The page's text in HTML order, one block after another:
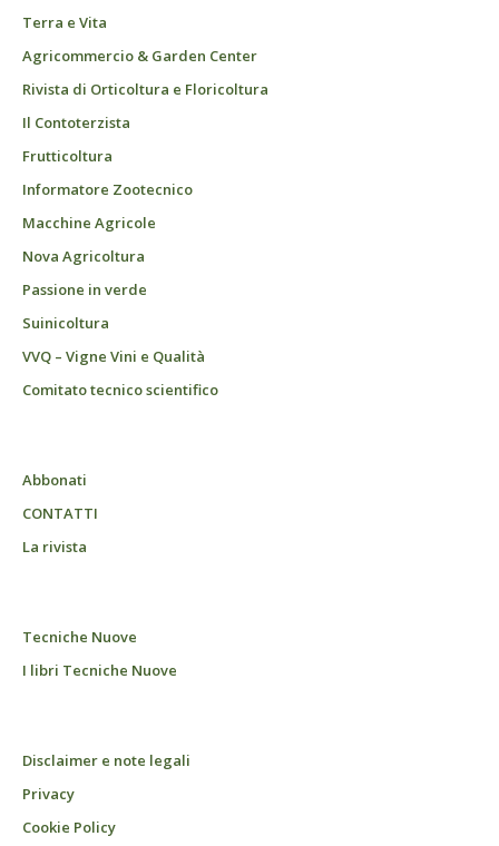
Terra e Vita
Agricommercio & Garden Center
Rivista di Orticoltura e Floricoltura
Il Contoterzista
Frutticoltura
Informatore Zootecnico
Macchine Agricole
Nova Agricoltura
Passione in verde
Suinicoltura
VVQ – Vigne Vini e Qualità
Comitato tecnico scientifico
Abbonati
CONTATTI
La rivista
Tecniche Nuove
I libri Tecniche Nuove
Disclaimer e note legali
Privacy
Cookie Policy